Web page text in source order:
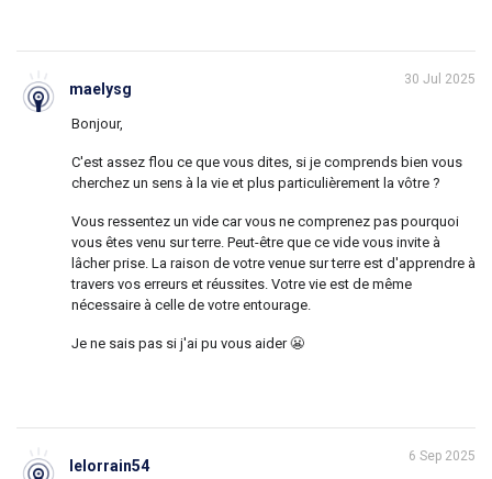
maelysg
30 Jul 2025
Bonjour,
C'est assez flou ce que vous dites, si je comprends bien vous
cherchez un sens à la vie et plus particulièrement la vôtre ?
Vous ressentez un vide car vous ne comprenez pas pourquoi
vous êtes venu sur terre. Peut-être que ce vide vous invite à
lâcher prise. La raison de votre venue sur terre est d'apprendre à
travers vos erreurs et réussites. Votre vie est de même
nécessaire à celle de votre entourage.
Je ne sais pas si j'ai pu vous aider 😬
lelorrain54
6 Sep 2025